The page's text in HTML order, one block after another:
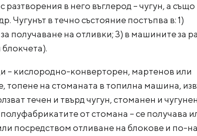
в него въглерод – чугун, а
Чугунът в течно състояние постъпва в: 1)
получаване на отливки; 3) в машините за
– кислородно-конверторен, мартенов или
топене на стоманата в топилна машина,
течен и твърд чугун, стоманен и
от стомана – се получава
посредством отливане на блокове и по-